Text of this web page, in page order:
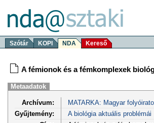
Szótár KOPI NDA Kereső
A fémionok és a fémkomplexek
Metaadatok
Archívum:
MATARKA: Magyar
Gyűjtemény:
A biológia aktuális problémái